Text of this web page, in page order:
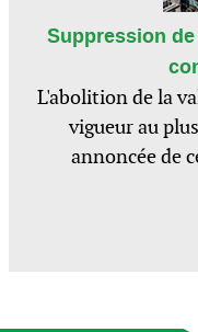
Suppression
L'abolition de la
vigueur au
annoncée de